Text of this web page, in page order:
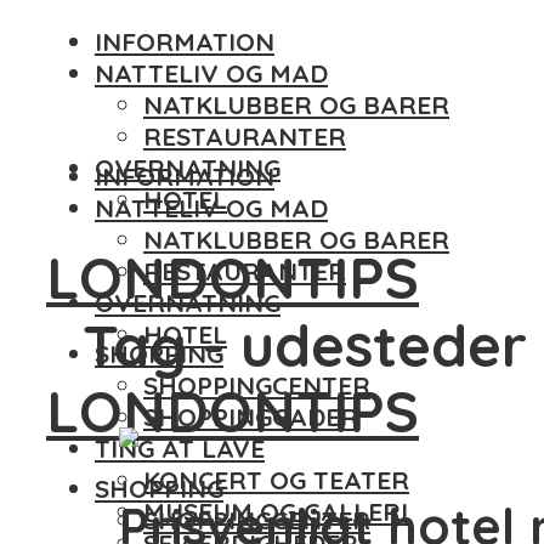
INFORMATION
NATTELIV OG MAD
NATKLUBBER OG BARER
RESTAURANTER
OVERNATNING
HOTEL
LONDONTIPS
SHOPPING
SHOPPINGCENTER
SHOPPINGGADER
TING AT LAVE
KONCERT OG TEATER
MUSEUM OG GALLERI
INFORMATION
NATTELIV OG MAD
NATKLUBBER OG BARER
RESTAURANTER
OVERNATNING
HOTEL
LONDONTIPS
SHOPPING
SHOPPINGCENTER
Tag - udesteder
Prisvenligt hotel